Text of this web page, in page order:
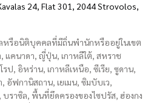
24, Flat 301, 2044 Strovolos,
ลหรือนิติบุคคลที่มีถิ่นพำนักหรืออยู่ในเขต
แคนาดา, ญี่ปุ่น, เกาหลีใต้, สหราช
ป, อิหร่าน, เกาหลีเหนือ, ซีเรีย, ซูดาน,
, อัฟกานิสถาน, เยเมน, ซิมบับเว,
บราซิล, พื้นที่ยึดครองของไซปรัส, ฮ่องกง